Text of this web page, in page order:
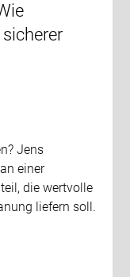
Jens
einer
die wertvolle
liefern soll.